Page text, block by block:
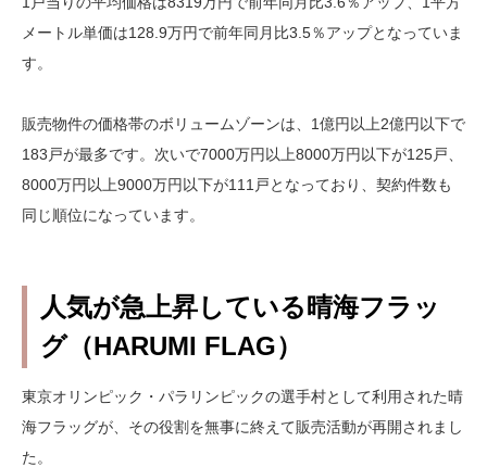
メートル単価は128.9万円で前年同月比3.5％アップとなっていま
す。
販売物件の価格帯のボリュームゾーンは、1億円以上2億円以下で
183戸が最多です。次いで7000万円以上8000万円以下が125戸、
8000万円以上9000万円以下が111戸となっており、契約件数も
同じ順位になっています。
人気が急上昇している晴海フラッ
グ（HARUMI FLAG）
東京オリンピック・パラリンピックの選手村として利用された晴
海フラッグが、その役割を無事に終えて販売活動が再開されまし
た。